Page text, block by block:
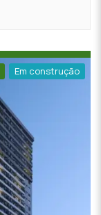
Em construção